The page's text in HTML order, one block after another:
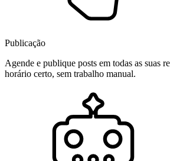
Publicação
Agende e publique posts em todas as suas
horário certo, sem trabalho manual.